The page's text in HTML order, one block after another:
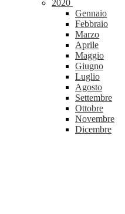
2020
Gennaio
Febbraio
Marzo
Aprile
Maggio
Giugno
Luglio
Agosto
Settembre
Ottobre
Novembre
Dicembre